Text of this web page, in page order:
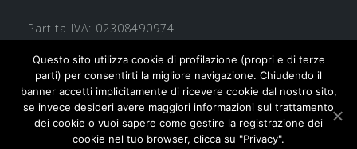
Partita IVA: 02308490974
Contatti Privacy Cookie
Questo sito utilizza cookie di profilazione (propri e di terze
parti) per consentirti la migliore navigazione. Chiudendo il
banner accetti implicitamente di ricevere cookie dal nostro sito,
se invece desideri avere maggiori informazioni sul trattamento
dei cookie o vuoi sapere come gestire la registrazione dei
cookie nel tuo browser, clicca su "Privacy".